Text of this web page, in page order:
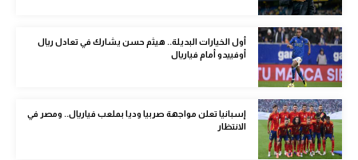
كرة طائرة
الوطن العربي
في المونديال
رياضة نسائية
آسيا
أول الخيارات البديلة.. هيثم حسن يشارك في تعادل ريال
أوفييدو أمام فياريال
إسبانيا تعلن مواجهة صربيا وديا بملعب فياريال.. ومصر في
الانتظار